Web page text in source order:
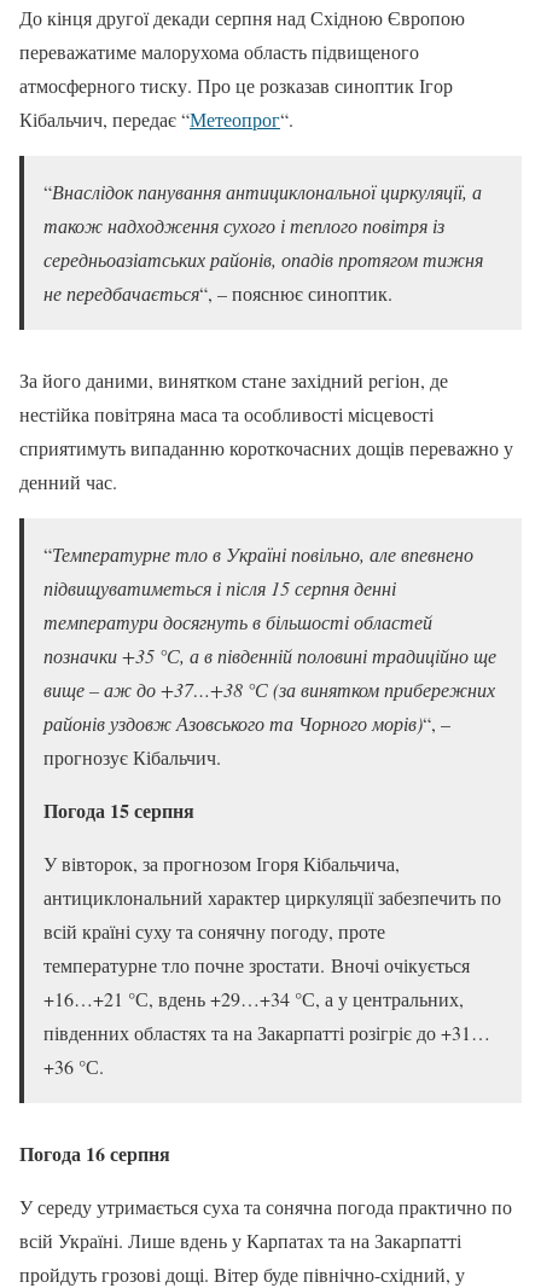
До кінця другої декади серпня над Східною Європою
переважатиме малорухома область підвищеного
атмосферного тиску. Про це розказав синоптик Ігор
Кібальчич, передає “Метеопрог“.
“Внаслідок панування антициклональної циркуляції, а
також надходження сухого і теплого повітря із
середньоазіатських районів, опадів протягом тижня
не передбачається“, – пояснює синоптик.
За його даними, винятком стане західний регіон, де
нестійка повітряна маса та особливості місцевості
сприятимуть випаданню короткочасних дощів переважно у
денний час.
“Температурне тло в Україні повільно, але впевнено
підвищуватиметься і після 15 серпня денні
температури досягнуть в більшості областей
позначки +35 °С, а в південній половині традиційно ще
вище – аж до +37…+38 °С (за винятком прибережних
районів уздовж Азовського та Чорного морів)“, –
прогнозує Кібальчич.
Погода 15 серпня
У вівторок, за прогнозом Ігоря Кібальчича,
антициклональний характер циркуляції забезпечить по
всій країні суху та сонячну погоду, проте
температурне тло почне зростати. Вночі очікується
+16…+21 °С, вдень +29…+34 °С, а у центральних,
південних областях та на Закарпатті розігріє до +31…
+36 °С.
Погода 16 серпня
У середу утримається суха та сонячна погода практично по
всій Україні. Лише вдень у Карпатах та на Закарпатті
пройдуть грозові дощі. Вітер буде північно-східний, у